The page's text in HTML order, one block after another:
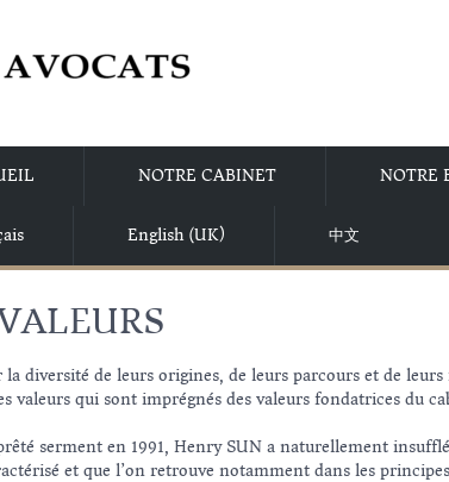
NOTRE CABINET NOTRE
English (UK) 中文
diversité de leurs origines, de leurs parcours et de
valeurs qui sont imprégnés des valeurs fondatrices du
serment en 1991, Henry SUN a naturellement
et que l’on retrouve notamment dans les